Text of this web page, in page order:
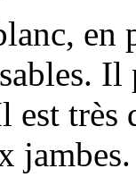
en
est
jambes.